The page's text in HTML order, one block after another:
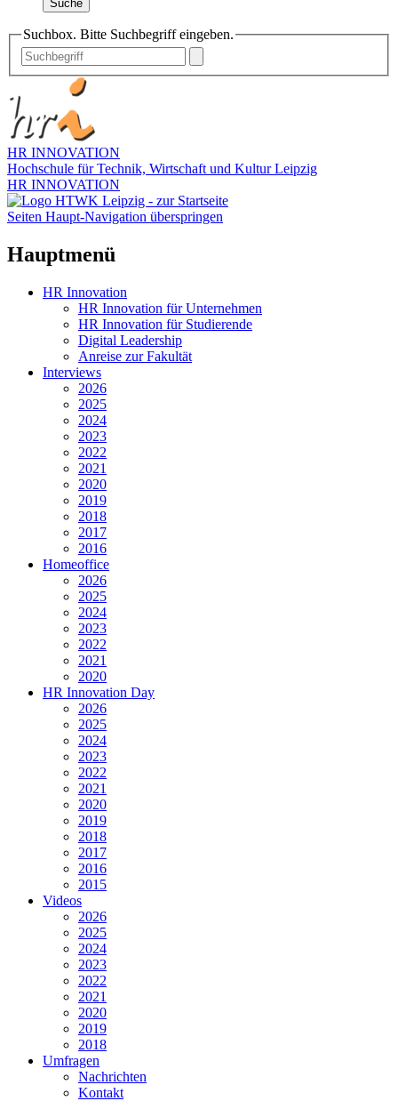
Suche
Suchbox. Bitte Suchbegriff eingeben.
HR INNOVATION
Hochschule für Technik, Wirtschaft und Kultur Leipzig
HR INNOVATION
Seiten Haupt-Navigation überspringen
Hauptmenü
HR Innovation
HR Innovation für Unternehmen
HR Innovation für Studierende
Digital Leadership
Anreise zur Fakultät
Interviews
2026
2025
2024
2023
2022
2021
2020
2019
2018
2017
2016
Homeoffice
2026
2025
2024
2023
2022
2021
2020
HR Innovation Day
2026
2025
2024
2023
2022
2021
2020
2019
2018
2017
2016
2015
Videos
2026
2025
2024
2023
2022
2021
2020
2019
2018
Umfragen
Nachrichten
Kontakt